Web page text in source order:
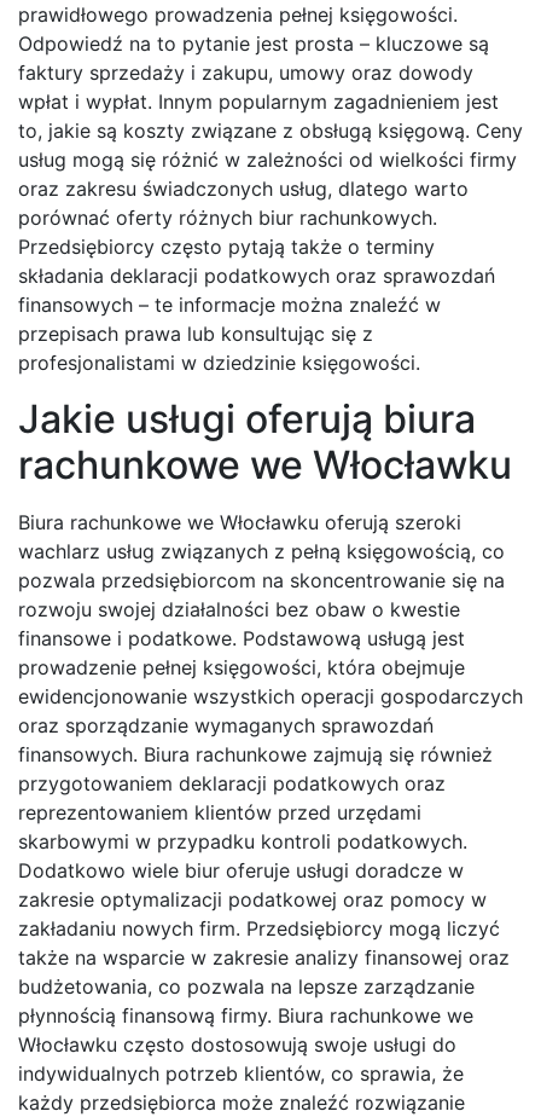
prawidłowego prowadzenia pełnej księgowości.
Odpowiedź na to pytanie jest prosta – kluczowe są
faktury sprzedaży i zakupu, umowy oraz dowody
wpłat i wypłat. Innym popularnym zagadnieniem jest
to, jakie są koszty związane z obsługą księgową. Ceny
usług mogą się różnić w zależności od wielkości firmy
oraz zakresu świadczonych usług, dlatego warto
porównać oferty różnych biur rachunkowych.
Przedsiębiorcy często pytają także o terminy
składania deklaracji podatkowych oraz sprawozdań
finansowych – te informacje można znaleźć w
przepisach prawa lub konsultując się z
profesjonalistami w dziedzinie księgowości.
Jakie usługi oferują biura
rachunkowe we Włocławku
Biura rachunkowe we Włocławku oferują szeroki
wachlarz usług związanych z pełną księgowością, co
pozwala przedsiębiorcom na skoncentrowanie się na
rozwoju swojej działalności bez obaw o kwestie
finansowe i podatkowe. Podstawową usługą jest
prowadzenie pełnej księgowości, która obejmuje
ewidencjonowanie wszystkich operacji gospodarczych
oraz sporządzanie wymaganych sprawozdań
finansowych. Biura rachunkowe zajmują się również
przygotowaniem deklaracji podatkowych oraz
reprezentowaniem klientów przed urzędami
skarbowymi w przypadku kontroli podatkowych.
Dodatkowo wiele biur oferuje usługi doradcze w
zakresie optymalizacji podatkowej oraz pomocy w
zakładaniu nowych firm. Przedsiębiorcy mogą liczyć
także na wsparcie w zakresie analizy finansowej oraz
budżetowania, co pozwala na lepsze zarządzanie
płynnością finansową firmy. Biura rachunkowe we
Włocławku często dostosowują swoje usługi do
indywidualnych potrzeb klientów, co sprawia, że
każdy przedsiębiorca może znaleźć rozwiązanie